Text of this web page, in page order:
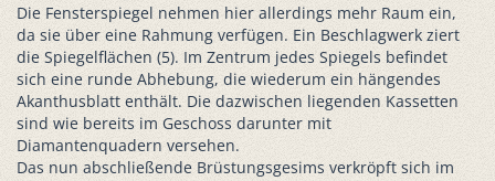
Die Fensterspiegel nehmen hier allerdings mehr Raum ein,
da sie über eine Rahmung verfügen. Ein Beschlagwerk ziert
die Spiegelflächen (5). Im Zentrum jedes Spiegels befindet
sich eine runde Abhebung, die wiederum ein hängendes
Akanthusblatt enthält. Die dazwischen liegenden Kassetten
sind wie bereits im Geschoss darunter mit
Diamantenquadern versehen.
Das nun abschließende Brüstungsgesims verkröpft sich im